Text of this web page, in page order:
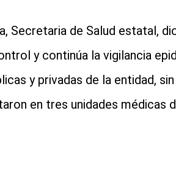
Secretaria de Salud estatal,
y continúa la vigilancia
y privadas de la entidad,
en tres unidades médicas